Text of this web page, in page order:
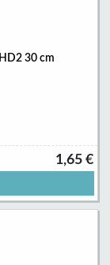
30 cm
1,65 €